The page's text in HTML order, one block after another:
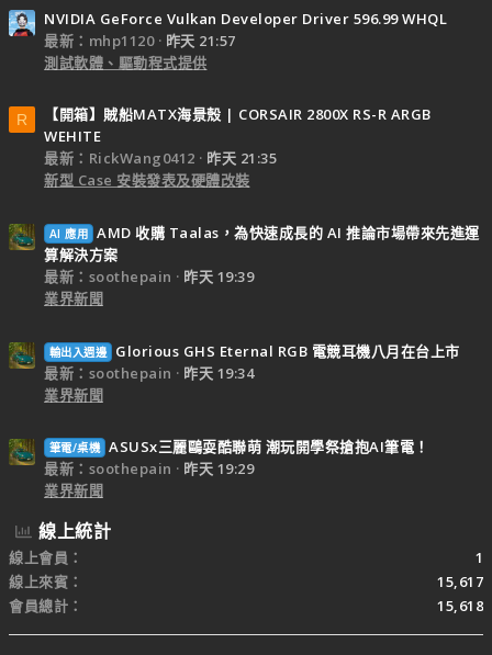
NVIDIA GeForce Vulkan Developer Driver 596.99 WHQL
最新：mhp1120
昨天 21:57
測試軟體、驅動程式提供
R
【開箱】賊船MATX海景殼 | CORSAIR 2800X RS-R ARGB
WEHITE
最新：RickWang0412
昨天 21:35
新型 Case 安裝發表及硬體改裝
AI 應用 AMD 收購 Taalas，為快速成長的 AI 推論市場帶來先進運
算解決方案
最新：soothepain
昨天 19:39
業界新聞
輸出入週邊
Glorious GHS Eternal RGB 電競耳機八月在台上市
最新：soothepain
昨天 19:34
業界新聞
筆電/桌機 ASUSx三麗鷗耍酷聯萌 潮玩開學祭搶抱AI筆電！
最新：soothepain
昨天 19:29
業界新聞
線上統計
線上會員
1
線上來賓
15,617
會員總計
15,618